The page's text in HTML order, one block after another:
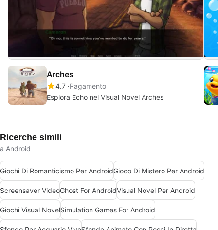
Arches
4.7 Pagamento
Esplora Echo nel Visual Novel Arches
Ricerche simili
a Android
Giochi Di Romanticismo Per AndroidGioco Di Mistero Per Android
Screensaver VideoGhost For AndroidVisual Novel Per Android
Giochi Visual NovelSimulation Games For Android